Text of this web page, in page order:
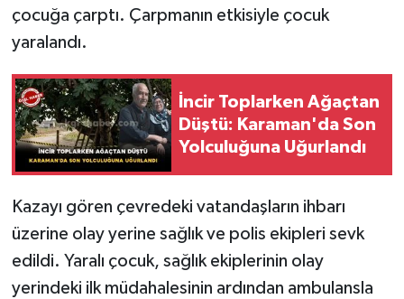
çocuğa çarptı. Çarpmanın etkisiyle çocuk
yaralandı.
İncir Toplarken Ağaçtan
Düştü: Karaman'da Son
Yolculuğuna Uğurlandı
Kazayı gören çevredeki vatandaşların ihbarı
üzerine olay yerine sağlık ve polis ekipleri sevk
edildi. Yaralı çocuk, sağlık ekiplerinin olay
yerindeki ilk müdahalesinin ardından ambulansla